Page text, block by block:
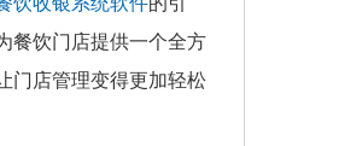
餐饮门店提供一个全方
门店管理变得更加轻松